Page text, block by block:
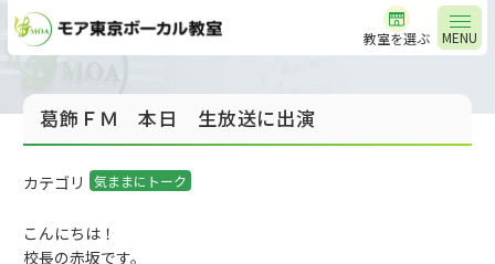
MENU
教室を選ぶ
葛飾ＦＭ 本日 生放送に出演
カテゴリ 気ままにトーク
こんにちは！
校長の赤坂です。